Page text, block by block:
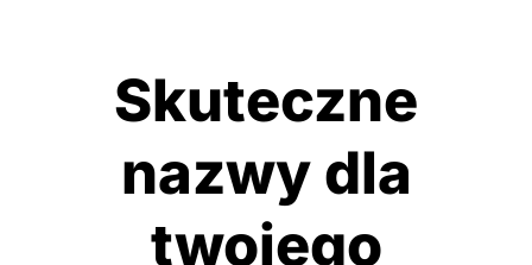
Skuteczne
nazwy dla
twojego